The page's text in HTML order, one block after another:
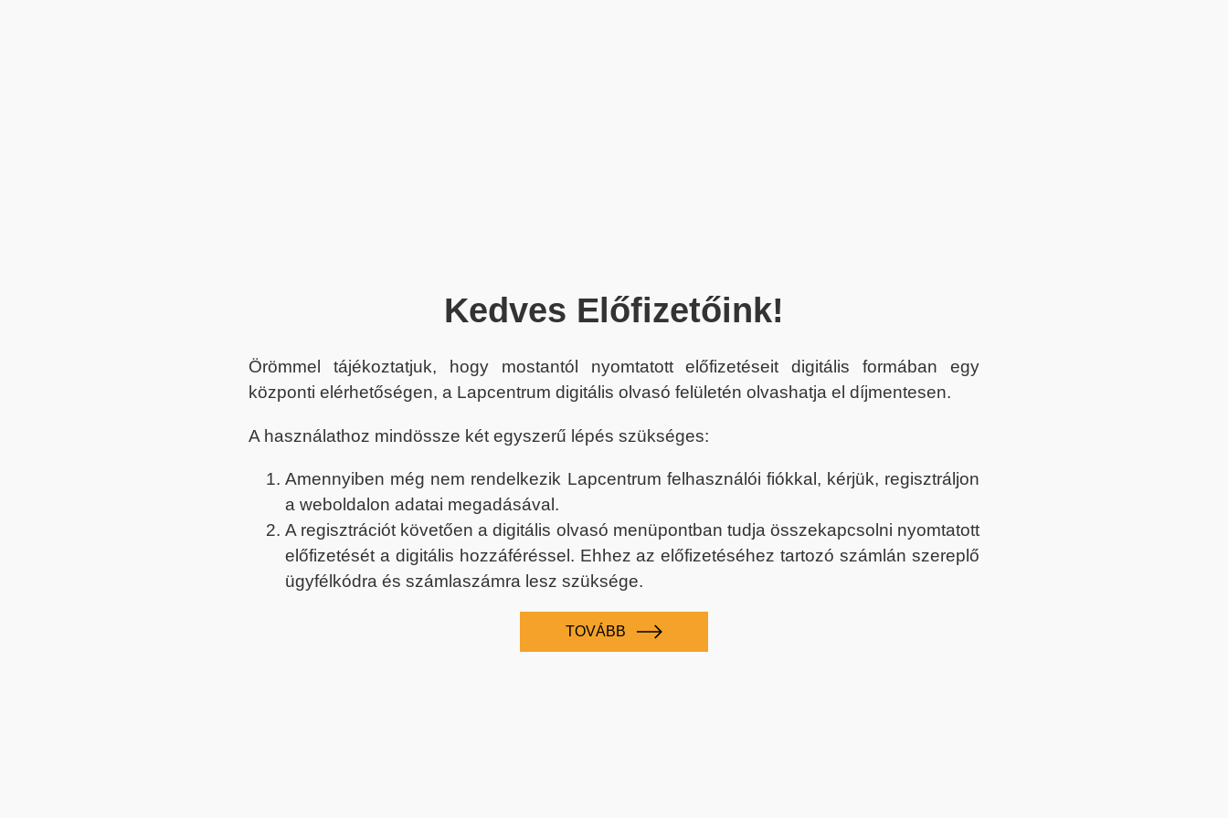
Kedves Előfizetőink!
Örömmel tájékoztatjuk, hogy mostantól nyomtatott előfizetéseit digitális formában egy
központi elérhetőségen, a Lapcentrum digitális olvasó felületén olvashatja el díjmentesen.
A használathoz mindössze két egyszerű lépés szükséges:
Amennyiben még nem rendelkezik Lapcentrum felhasználói fiókkal, kérjük, regisztráljon
a weboldalon adatai megadásával.
A regisztrációt követően a digitális olvasó menüpontban tudja összekapcsolni nyomtatott
előfizetését a digitális hozzáféréssel. Ehhez az előfizetéséhez tartozó számlán szereplő
ügyfélkódra és számlaszámra lesz szüksége.
TOVÁBB